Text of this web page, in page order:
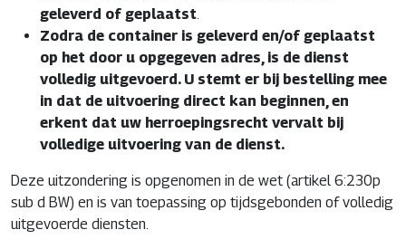
geleverd of geplaatst.
Zodra de container is geleverd en/of geplaatst
op het door u opgegeven adres, is de dienst
volledig uitgevoerd. U stemt er bij bestelling mee
in dat de uitvoering direct kan beginnen, en
erkent dat uw herroepingsrecht vervalt bij
volledige uitvoering van de dienst.
Deze uitzondering is opgenomen in de wet (artikel 6:230p
sub d BW) en is van toepassing op tijdsgebonden of volledig
uitgevoerde diensten.